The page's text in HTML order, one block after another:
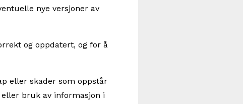
nye versjoner av
og oppdatert, og for å
eller skader som oppstår
bruk av informasjon i